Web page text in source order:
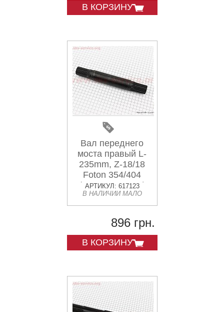
В КОРЗИНУ
Вал переднего
моста правый L-
235mm, Z-18/18
Foton 354/404
(FT304.31F.128)
АРТИКУЛ: 617123
В НАЛИЧИИ МАЛО
896 грн.
В КОРЗИНУ